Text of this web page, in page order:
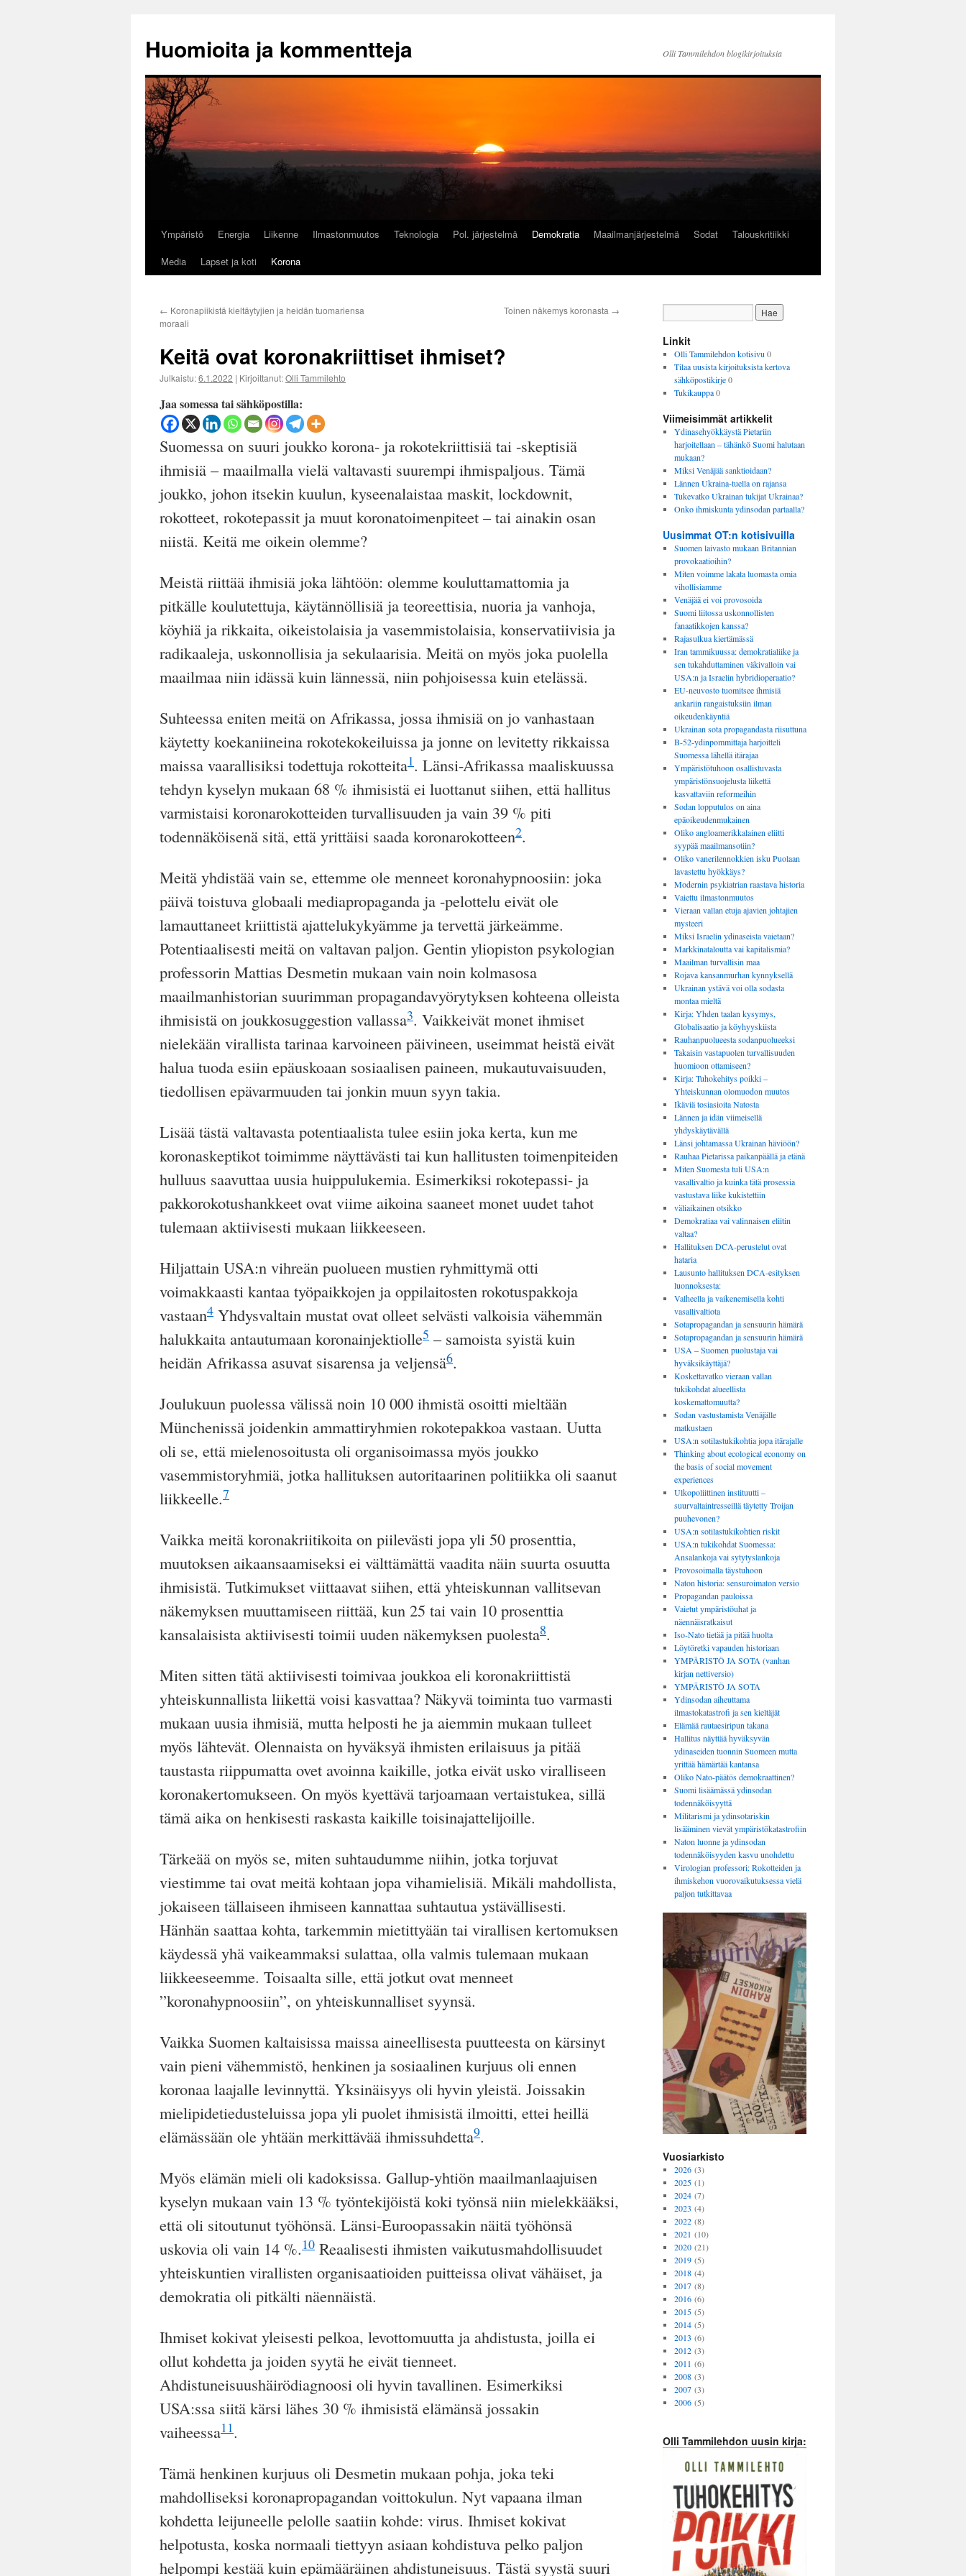
Huomioita ja kommentteja Olli Tammilehdon blogikirjoituksia
Siirry
sisältöön
Ympäristö Energia Liikenne Ilmastonmuutos Teknologia Pol. järjestelmä Demokratia Maailmanjärjestelmä Sodat
Talouskritiikki
Media
Lapset ja koti Korona
← Koronapiikistä kieltäytyjien ja heidän tuomariensa
moraali
Toinen näkemys koronasta →
Keitä ovat koronakriittiset ihmiset?
Julkaistu:6.1.2022 | Kirjoittanut:Olli Tammilehto
Jaa somessa tai sähköpostilla:
Suomessa on suuri joukko korona- ja rokotekriittisiä tai -skeptisiä
ihmisiä – maailmalla vielä valtavasti suurempi ihmispaljous. Tämä
joukko, johon itsekin kuulun, kyseenalaistaa maskit, lockdownit,
rokotteet, rokotepassit ja muut koronatoimenpiteet – tai ainakin osan
niistä. Keitä me oikein olemme?
Meistä riittää ihmisiä joka lähtöön: olemme kouluttamattomia ja
pitkälle koulutettuja, käytännöllisiä ja teoreettisia, nuoria ja vanhoja,
köyhiä ja rikkaita, oikeistolaisia ja vasemmistolaisia, konservatiivisia ja
radikaaleja, uskonnollisia ja sekulaarisia. Meitä on myös joka puolella
maailmaa niin idässä kuin lännessä, niin pohjoisessa kuin etelässä.
Suhteessa eniten meitä on Afrikassa, jossa ihmisiä on jo vanhastaan
käytetty koekaniineina rokotekokeiluissa ja jonne on levitetty rikkaissa
maissa vaarallisiksi todettuja rokotteita1. Länsi-Afrikassa maaliskuussa
tehdyn kyselyn mukaan 68 % ihmisistä ei luottanut siihen, että hallitus
varmistaisi koronarokotteiden turvallisuuden ja vain 39 % piti
todennäköisenä sitä, että yrittäisi saada koronarokotteen2.
Meitä yhdistää vain se, ettemme ole menneet koronahypnoosiin: joka
päivä toistuva globaali mediapropaganda ja -pelottelu eivät ole
lamauttaneet kriittistä ajattelukykyämme ja tervettä järkeämme.
Potentiaalisesti meitä on valtavan paljon. Gentin yliopiston psykologian
professorin Mattias Desmetin mukaan vain noin kolmasosa
maailmanhistorian suurimman propagandavyörytyksen kohteena olleista
ihmisistä on joukkosuggestion vallassa3. Vaikkeivät monet ihmiset
nielekään virallista tarinaa karvoineen päivineen, useimmat heistä eivät
halua tuoda esiin epäuskoaan sosiaalisen paineen, mukautuvaisuuden,
tiedollisen epävarmuuden tai jonkin muun syyn takia.
Lisää tästä valtavasta potentiaalista tulee esiin joka kerta, kun me
koronaskeptikot toimimme näyttävästi tai kun hallitusten toimenpiteiden
hulluus saavuttaa uusia huippulukemia. Esimerkiksi rokotepassi- ja
pakkorokotushankkeet ovat viime aikoina saaneet monet uudet tahot
tulemaan aktiivisesti mukaan liikkeeseen.
Hiljattain USA:n vihreän puolueen mustien ryhmittymä otti
voimakkaasti kantaa työpaikkojen ja oppilaitosten rokotuspakkoja
vastaan4 Yhdysvaltain mustat ovat olleet selvästi valkoisia vähemmän
halukkaita antautumaan koronainjektiolle5 – samoista syistä kuin
heidän Afrikassa asuvat sisarensa ja veljensä6.
Joulukuun puolessa välissä noin 10 000 ihmistä osoitti mieltään
Münchenissä joidenkin ammattiryhmien rokotepakkoa vastaan. Uutta
oli se, että mielenosoitusta oli organisoimassa myös joukko
vasemmistoryhmiä, jotka hallituksen autoritaarinen politiikka oli saanut
liikkeelle.7
Vaikka meitä koronakriitikoita on piilevästi jopa yli 50 prosenttia,
muutoksen aikaansaamiseksi ei välttämättä vaadita näin suurta osuutta
ihmisistä. Tutkimukset viittaavat siihen, että yhteiskunnan vallitsevan
näkemyksen muuttamiseen riittää, kun 25 tai vain 10 prosenttia
kansalaisista aktiivisesti toimii uuden näkemyksen puolesta8.
Miten sitten tätä aktiivisesti toimivaa joukkoa eli koronakriittistä
yhteiskunnallista liikettä voisi kasvattaa? Näkyvä toiminta tuo varmasti
mukaan uusia ihmisiä, mutta helposti he ja aiemmin mukaan tulleet
myös lähtevät. Olennaista on hyväksyä ihmisten erilaisuus ja pitää
taustasta riippumatta ovet avoinna kaikille, jotka eivät usko viralliseen
koronakertomukseen. On myös kyettävä tarjoamaan vertaistukea, sillä
tämä aika on henkisesti raskasta kaikille toisinajattelijoille.
Tärkeää on myös se, miten suhtaudumme niihin, jotka torjuvat
viestimme tai ovat meitä kohtaan jopa vihamielisiä. Mikäli mahdollista,
jokaiseen tällaiseen ihmiseen kannattaa suhtautua ystävällisesti.
Hänhän saattaa kohta, tarkemmin mietittyään tai virallisen kertomuksen
käydessä yhä vaikeammaksi sulattaa, olla valmis tulemaan mukaan
liikkeeseemme. Toisaalta sille, että jotkut ovat menneet
”koronahypnoosiin”, on yhteiskunnalliset syynsä.
Vaikka Suomen kaltaisissa maissa aineellisesta puutteesta on kärsinyt
vain pieni vähemmistö, henkinen ja sosiaalinen kurjuus oli ennen
koronaa laajalle levinnyttä. Yksinäisyys oli hyvin yleistä. Joissakin
mielipidetiedusteluissa jopa yli puolet ihmisistä ilmoitti, ettei heillä
elämässään ole yhtään merkittävää ihmissuhdetta9.
Myös elämän mieli oli kadoksissa. Gallup-yhtiön maailmanlaajuisen
kyselyn mukaan vain 13 % työntekijöistä koki työnsä niin mielekkääksi,
että oli sitoutunut työhönsä. Länsi-Euroopassakin näitä työhönsä
uskovia oli vain 14 %.10 Reaalisesti ihmisten vaikutusmahdollisuudet
yhteiskuntien virallisten organisaatioiden puitteissa olivat vähäiset, ja
demokratia oli pitkälti näennäistä.
Ihmiset kokivat yleisesti pelkoa, levottomuutta ja ahdistusta, joilla ei
ollut kohdetta ja joiden syytä he eivät tienneet.
Ahdistuneisuushäirödiagnoosi oli hyvin tavallinen. Esimerkiksi
USA:ssa siitä kärsi lähes 30 % ihmisistä elämänsä jossakin
vaiheessa11.
Tämä henkinen kurjuus oli Desmetin mukaan pohja, joka teki
mahdolliseksi koronapropagandan voittokulun. Nyt vapaana ilman
kohdetta leijuneelle pelolle saatiin kohde: virus. Ihmiset kokivat
helpotusta, koska normaali tiettyyn asiaan kohdistuva pelko paljon
helpompi kestää kuin epämääräinen ahdistuneisuus. Tästä syystä suuri
Linkit
Olli Tammilehdon kotisivu 0
Tilaa uusista kirjoituksista kertova
sähköpostikirje0
Tukikauppa0
Viimeisimmät artikkelit
Ydinasehyökkäystä Pietariin
harjoitellaan – tähänkö Suomi halutaan
mukaan?
Miksi Venäjää sanktioidaan?
Lännen Ukraina-tuella on rajansa
Tukevatko Ukrainan tukijat Ukrainaa?
Onko ihmiskunta ydinsodan partaalla?
Uusimmat OT:n kotisivuilla
Suomen laivasto mukaan Britannian
provokaatioihin?
Miten voimme lakata luomasta omia
vihollisiamme
Venäjää ei voi provosoida
Suomi liitossa uskonnollisten
fanaatikkojen kanssa?
Rajasulkua kiertämässä
Iran tammikuussa: demokratialiike ja
sen tukahduttaminen väkivalloin vai
USA:n ja Israelin hybridioperaatio?
EU-neuvosto tuomitsee ihmisiä
ankariin rangaistuksiin ilman
oikeudenkäyntiä
Ukrainan sota propagandasta riisuttuna
B-52-ydinpommittaja harjoitteli
Suomessa lähellä itärajaa
Ympäristötuhoon osallistuvasta
ympäristönsuojelusta liikettä
kasvattaviin reformeihin
Sodan lopputulos on aina
epäoikeudenmukainen
Oliko angloamerikkalainen eliitti
syypää maailmansotiin?
Oliko vanerilennokkien isku Puolaan
lavastettu hyökkäys?
Modernin psykiatrian raastava historia
Vaiettu ilmastonmuutos
Vieraan vallan etuja ajavien johtajien
mysteeri
Miksi Israelin ydinaseista vaietaan?
Markkinataloutta vai kapitalismia?
Maailman turvallisin maa
Rojava kansanmurhan kynnyksellä
Ukrainan ystävä voi olla sodasta
montaa mieltä
Kirja: Yhden taalan kysymys,
Globalisaatio ja köyhyyskiista
Rauhanpuolueesta sodanpuolueeksi
Takaisin vastapuolen turvallisuuden
huomioon ottamiseen?
Kirja: Tuhokehitys poikki –
Yhteiskunnan olomuodon muutos
Ikäviä tosiasioita Natosta
Lännen ja idän viimeisellä
yhdyskäytävällä
Länsi johtamassa Ukrainan häviöön?
Rauhaa Pietarissa paikanpäällä ja etänä
Miten Suomesta tuli USA:n
vasallivaltio ja kuinka tätä prosessia
vastustava liike kukistettiin
väliaikainen otsikko
Demokratiaa vai valinnaisen eliitin
valtaa?
Hallituksen DCA-perustelut ovat
hataria
Lausunto hallituksen DCA-esityksen
luonnoksesta:
Valheella ja vaikenemisella kohti
vasallivaltiota
Sotapropagandan ja sensuurin hämärä
Sotapropagandan ja sensuurin hämärä
USA – Suomen puolustaja vai
hyväksikäyttäjä?
Koskettavatko vieraan vallan
tukikohdat alueellista
koskemattomuutta?
Sodan vastustamista Venäjälle
matkustaen
USA:n sotilastukikohtia jopa itärajalle
Thinking about ecological economy on
the basis of social movement
experiences
Ulkopoliittinen instituutti –
suurvaltaintresseillä täytetty Troijan
puuhevonen?
USA:n sotilastukikohtien riskit
USA:n tukikohdat Suomessa:
Ansalankoja vai sytytyslankoja
Provosoimalla täystuhoon
Naton historia: sensuroimaton versio
Propagandan pauloissa
Vaietut ympäristöuhat ja
näennäisratkaisut
Iso-Nato tietää ja pitää huolta
Löytöretki vapauden historiaan
YMPÄRISTÖ JA SOTA (vanhan
kirjan nettiversio)
YMPÄRISTÖ JA SOTA
Ydinsodan aiheuttama
ilmastokatastrofi ja sen kieltäjät
Elämää rautaesiripun takana
Hallitus näyttää hyväksyvän
ydinaseiden tuonnin Suomeen mutta
yrittää hämärtää kantansa
Oliko Nato-päätös demokraattinen?
Suomi lisäämässä ydinsodan
todennäköisyyttä
Militarismi ja ydinsotariskin
lisääminen vievät ympäristökatastrofiin
Naton luonne ja ydinsodan
todennäköisyyden kasvu unohdettu
Virologian professori: Rokotteiden ja
ihmiskehon vuorovaikutuksessa vielä
paljon tutkittavaa
Vuosiarkisto
2026(3)
2025(1)
2024(7)
2023 (4)
2022(8)
2021 (10)
2020(21)
2019(5)
2018(4)
2017(8)
2016(6)
2015(5)
2014(5)
2013 (6)
2012(3)
2011 (6)
2008(3)
2007(3)
2006(5)
Olli Tammilehdon uusin kirja: